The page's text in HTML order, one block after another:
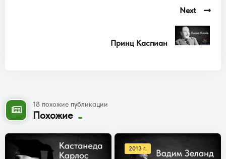
Next
Принц Каспиан
18 похожие публикации
Похожие
2013 г.